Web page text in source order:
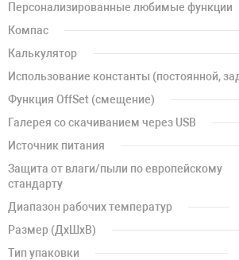
Персонализированные любимые функции
Компас
Калькулятор
Использование константы (постоянной,
Функция OffSet (смещение)
Галерея со скачиванием через USB
Источник питания
Защита от влаги/пыли по европейскому
стандарту
Диапазон рабочих температур
Размер (ДхШхВ)
Тип упаковки